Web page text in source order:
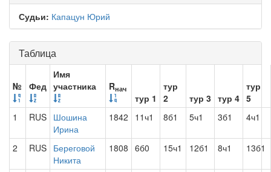
Судьи: Капацун Юрий
Таблица
№ Фед
Имя
участника
Rнач
тур 1
тур
2
тур 3 тур 4
тур
5
1
RUS Шошина
Ирина
1842 11ч1 8б1 5ч1 3б1 4ч1
2 RUS Береговой
Никита
1808 6б0 15ч1 12б1 8ч1 13б1